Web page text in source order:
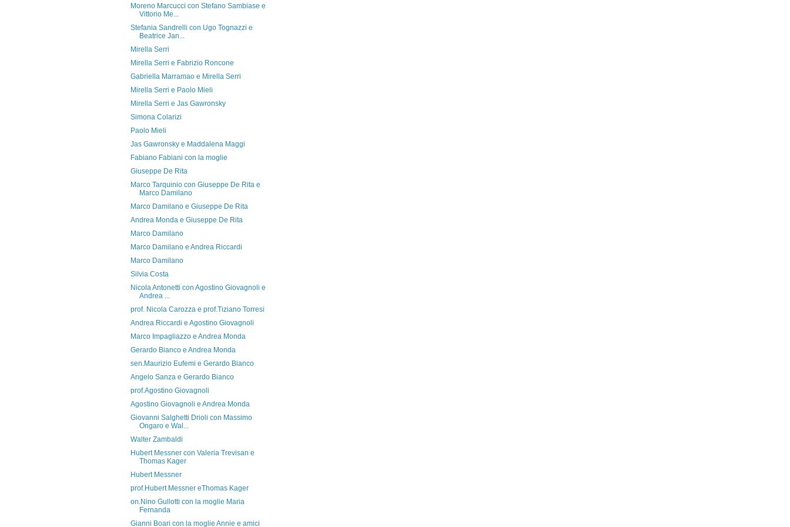
Moreno Marcucci con Stefano Sambiase e
Vittorio Me...
Stefania Sandrelli con Ugo Tognazzi e
Beatrice Jan...
Mirella Serri
Mirella Serri e Fabrizio Roncone
Gabriella Marramao e Mirella Serri
Mirella Serri e Paolo Mieli
Mirella Serri e Jas Gawronsky
Simona Colarizi
Paolo Mieli
Jas Gawronsky e Maddalena Maggi
Fabiano Fabiani con la moglie
Giuseppe De Rita
Marco Tarquinio con Giuseppe De Rita e
Marco Damilano
Marco Damilano e Giuseppe De Rita
Andrea Monda e Giuseppe De Rita
Marco Damilano
Marco Damilano e Andrea Riccardi
Marco Damilano
Silvia Costa
Nicola Antonetti con Agostino Giovagnoli e
Andrea ...
prof. Nicola Carozza e prof.Tiziano Torresi
Andrea Riccardi e Agostino Giovagnoli
Marco Impagliazzo e Andrea Monda
Gerardo Bianco e Andrea Monda
sen.Maurizio Eufemi e Gerardo Bianco
Angelo Sanza e Gerardo Bianco
prof.Agostino Giovagnoli
Agostino Giovagnoli e Andrea Monda
Giovanni Salghetti Drioli con Massimo
Ongaro e Wal...
Walter Zambaldi
Hubert Messner con Valeria Trevisan e
Thomas Kager
Hubert Messner
prof.Hubert Messner eThomas Kager
on.Nino Gullotti con la moglie Maria
Fernanda
Gianni Boari con la moglie Annie e amici